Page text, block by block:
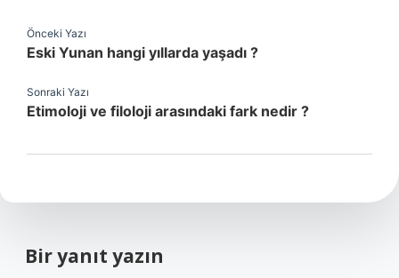
Önceki Yazı
Eski Yunan hangi yıllarda yaşadı ?
Sonraki Yazı
Etimoloji ve filoloji arasındaki fark nedir ?
Bir yanıt yazın